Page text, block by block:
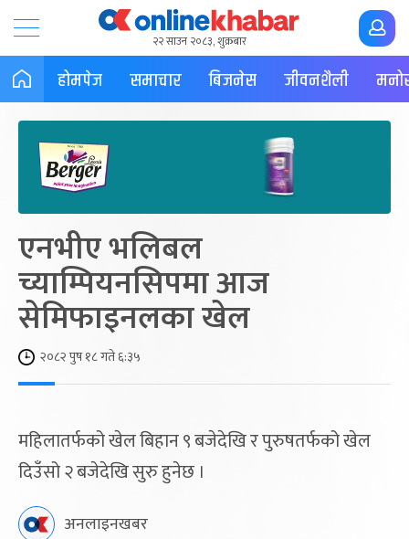
२२ साउन २०८३, शुक्रबार
होमपेज समाचार बिजनेस जीवनशैली
एनभीए भलिबल
च्याम्पियनसिपमा आज
सेमिफाइनलका खेल
२०८२ पुष १८ गते ६:३५
महिलातर्फको खेल बिहान ९ बजेदेखि र पुरुषतर्फको खेल
दिउँसो २ बजेदेखि सुरु हुनेछ ।
अनलाइनखबर